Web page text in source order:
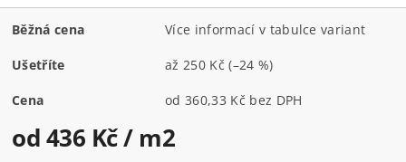
Běžná cena Více informací v tabulce variant
Ušetříte až 250 Kč(–24 %)
Cena od 360,33 Kč bez DPH
od 436 Kč/ m2